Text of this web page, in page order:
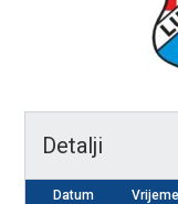
Detalji
Datum Vrijeme